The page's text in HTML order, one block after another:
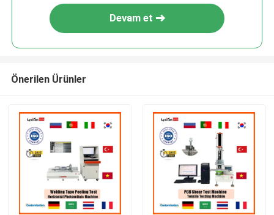
Devam et
Önerilen Ürünler